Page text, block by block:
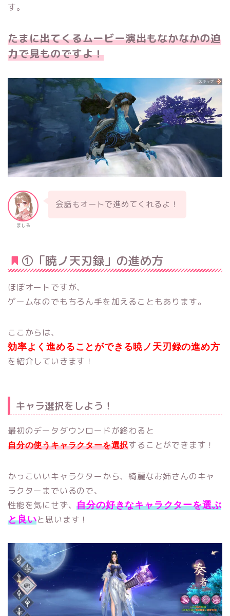
す。
たまに出てくるムービー演出もなかなかの迫
力で見ものですよ！
ましろ
会話もオートで進めてくれるよ！
①「暁ノ天刃録」の進め方
ほぼオートですが、
ゲームなのでもちろん手を加えることもあります。
ここからは、
効率よく進めることができる暁ノ天刃録の進め方
を紹介していきます！
キャラ選択をしよう！
最初のデータダウンロードが終わると
自分の使うキャラクターを選択することができます！
かっこいいキャラクターから、綺麗なお姉さんのキャ
ラクターまでいるので、
性能を気にせず、自分の好きなキャラクターを選ぶ
と良いと思います！